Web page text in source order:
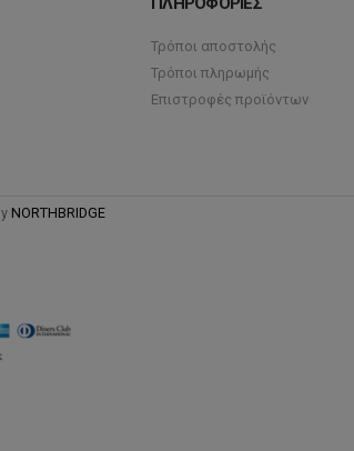
Τρόποι αποστολής
Τρόποι πληρωμής
Επιστροφές προϊόντων
NORTHBRIDGE